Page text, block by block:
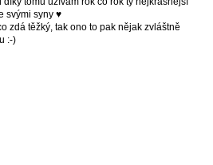
svými syny ♥
zdá těžký, tak ono to pak nějak zvláštně
:-)